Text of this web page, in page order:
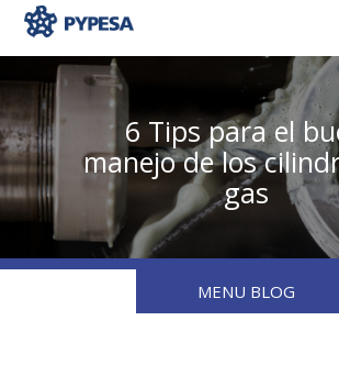
6 Tips para el
manejo de los
gas
MENU BLOG